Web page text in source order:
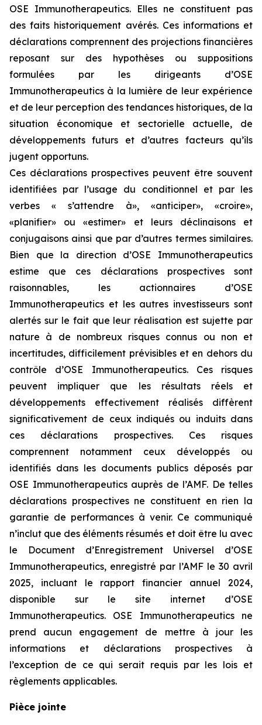
OSE Immunotherapeutics. Elles ne constituent pas
des faits historiquement avérés. Ces informations et
déclarations comprennent des projections financières
reposant sur des hypothèses ou suppositions
formulées par les dirigeants d’OSE
Immunotherapeutics à la lumière de leur expérience
et de leur perception des tendances historiques, de la
situation économique et sectorielle actuelle, de
développements futurs et d’autres facteurs qu’ils
jugent opportuns.
Ces déclarations prospectives peuvent être souvent
identifiées par l’usage du conditionnel et par les
verbes « s’attendre à», «anticiper», «croire»,
«planifier» ou «estimer» et leurs déclinaisons et
conjugaisons ainsi que par d’autres termes similaires.
Bien que la direction d’OSE Immunotherapeutics
estime que ces déclarations prospectives sont
raisonnables, les actionnaires d’OSE
Immunotherapeutics et les autres investisseurs sont
alertés sur le fait que leur réalisation est sujette par
nature à de nombreux risques connus ou non et
incertitudes, difficilement prévisibles et en dehors du
contrôle d’OSE Immunotherapeutics. Ces risques
peuvent impliquer que les résultats réels et
développements effectivement réalisés diffèrent
significativement de ceux indiqués ou induits dans
ces déclarations prospectives. Ces risques
comprennent notamment ceux développés ou
identifiés dans les documents publics déposés par
OSE Immunotherapeutics auprès de l’AMF. De telles
déclarations prospectives ne constituent en rien la
garantie de performances à venir. Ce communiqué
n’inclut que des éléments résumés et doit être lu avec
le Document d’Enregistrement Universel d’OSE
Immunotherapeutics, enregistré par l’AMF le 30 avril
2025, incluant le rapport financier annuel 2024,
disponible sur le site internet d’OSE
Immunotherapeutics. OSE Immunotherapeutics ne
prend aucun engagement de mettre à jour les
informations et déclarations prospectives à
l’exception de ce qui serait requis par les lois et
règlements applicables.
Pièce jointe